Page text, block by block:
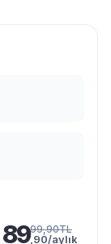
8999,90TL
,90/aylık